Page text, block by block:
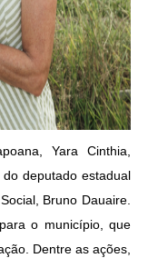
Yara Cinthia,
deputado estadual
Bruno Dauaire.
o município, que
Dentre as ações,